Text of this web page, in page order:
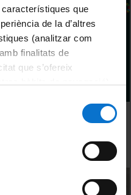
que
de la d’altres
(analitzar com
finalitats de
que s’ofereix
del lloc web de la
the Future of the
Cultural Heritage